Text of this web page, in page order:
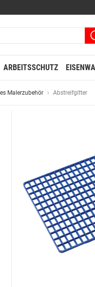
ARBEITSSCHUTZ
Malerzubehör Abstreifgitter